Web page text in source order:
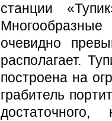
станции
очевидно
располагает.
построена на
грабитель